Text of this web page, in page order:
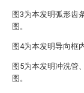
图3为本发明弧形齿
图。
图4为本发明导向框
图5为本发明冲洗管
图。